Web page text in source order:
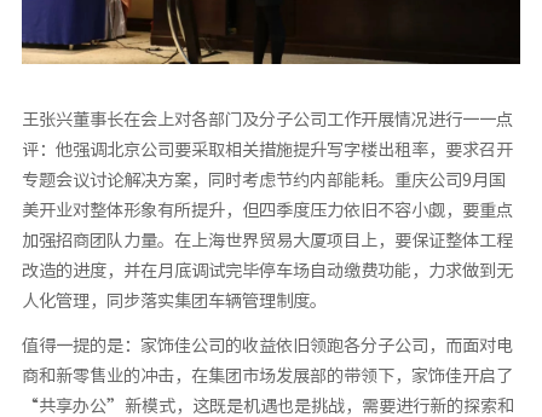
王张兴董事长在会上对各部门及分子公司工作开展情况进行一一点
评：他强调北京公司要采取相关措施提升写字楼出租率，要求召开
专题会议讨论解决方案，同时考虑节约内部能耗。重庆公司9月国
美开业对整体形象有所提升，但四季度压力依旧不容小觑，要重点
加强招商团队力量。在上海世界贸易大厦项目上，要保证整体工程
改造的进度，并在月底调试完毕停车场自动缴费功能，力求做到无
人化管理，同步落实集团车辆管理制度。
值得一提的是：家饰佳公司的收益依旧领跑各分子公司，而面对电
商和新零售业的冲击，在集团市场发展部的带领下，家饰佳开启了
“共享办公”新模式，这既是机遇也是挑战，需要进行新的探索和